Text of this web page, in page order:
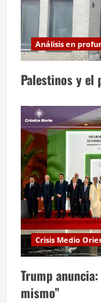
Análisis en
Palestinos y el
Crisis Medio
Trump
mismo”